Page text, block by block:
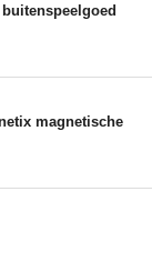
magnetische